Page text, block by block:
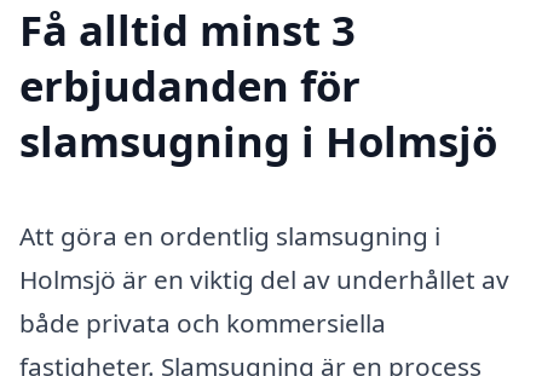
Få alltid minst 3
erbjudanden för
slamsugning i Holmsjö
Att göra en ordentlig slamsugning i
Holmsjö är en viktig del av underhållet av
både privata och kommersiella
fastigheter. Slamsugning är en process